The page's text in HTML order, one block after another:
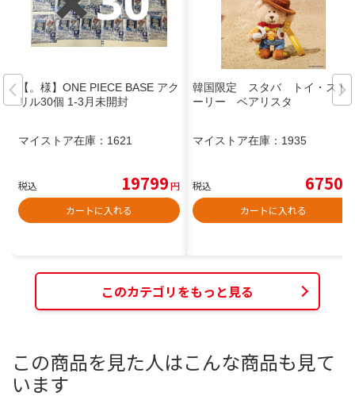
【。様】ONE PIECE BASE アク
リル30個 1-3月未開封
マイストア在庫： 1621
税込 19799円
カートに入れる
韓国限定 スタバ トイ・スト
ーリー ベアリスタ
マイストア在庫： 1935
税込 6750
カートに入れる
このカテゴリをもっと見る
この商品を見た人はこんな商品も見て
います